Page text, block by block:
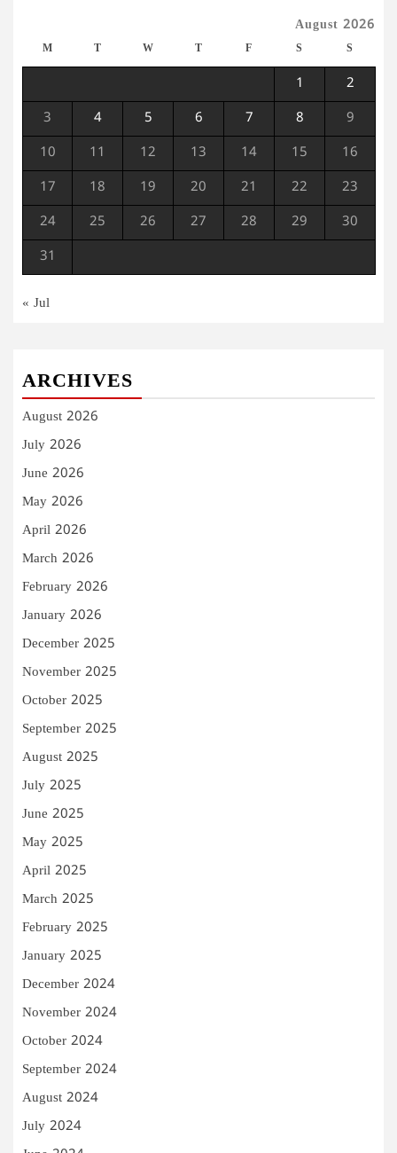
August 2026
M T W T F S S
1 2
3 4 5 6 7 8 9
10 11 12 13 14 15 16
17 18 19 20 21 22 23
24 25 26 27 28 29 30
31
« Jul
ARCHIVES
August 2026
July 2026
June 2026
May 2026
April 2026
March 2026
February 2026
January 2026
December 2025
November 2025
October 2025
September 2025
August 2025
July 2025
June 2025
May 2025
April 2025
March 2025
February 2025
January 2025
December 2024
November 2024
October 2024
September 2024
August 2024
July 2024